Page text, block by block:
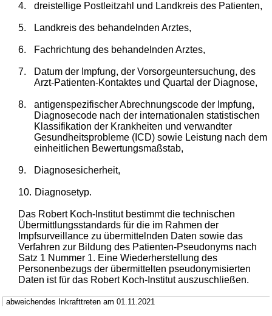
4. dreistellige Postleitzahl und Landkreis des Patienten,
5. Landkreis des behandelnden Arztes,
6. Fachrichtung des behandelnden Arztes,
7.
Datum der Impfung, der Vorsorgeuntersuchung, des
Arzt-Patienten-Kontaktes und Quartal der Diagnose,
8.
antigenspezifischer Abrechnungscode der Impfung,
Diagnosecode nach der internationalen statistischen
Klassifikation der Krankheiten und verwandter
Gesundheitsprobleme (ICD) sowie Leistung nach dem
einheitlichen Bewertungsmaßstab,
9. Diagnosesicherheit,
10. Diagnosetyp.
Das Robert Koch-Institut bestimmt die technischen
Übermittlungsstandards für die im Rahmen der
Impfsurveillance zu übermittelnden Daten sowie das
Verfahren zur Bildung des Patienten-Pseudonyms nach
Satz 1 Nummer 1. Eine Wiederherstellung des
Personenbezugs der übermittelten pseudonymisierten
Daten ist für das Robert Koch-Institut auszuschließen.
abweichendes Inkrafttreten am 01.11.2021